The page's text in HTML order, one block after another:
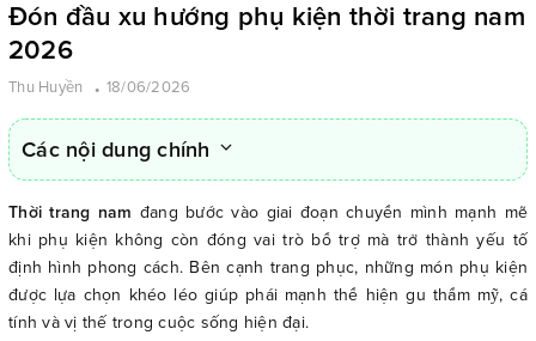
Đón đầu xu hướng phụ kiện thời trang nam
2026
Thu Huyền 18/06/2026
Các nội dung chính
Thời trang nam đang bước vào giai đoạn chuyển mình mạnh mẽ
khi phụ kiện không còn đóng vai trò bổ trợ mà trở thành yếu tố
định hình phong cách. Bên cạnh trang phục, những món phụ kiện
được lựa chọn khéo léo giúp phái mạnh thể hiện gu thẩm mỹ, cá
tính và vị thế trong cuộc sống hiện đại.